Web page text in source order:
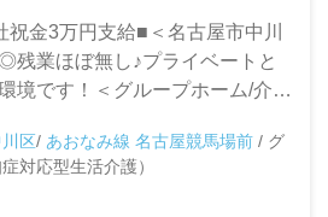
金3万円支給■＜名古屋市中川
残業ほぼ無し♪プライベートと
境です！＜グループホーム/介護
区/ あおなみ線 名古屋競馬場前 / グ
対応型生活介護）